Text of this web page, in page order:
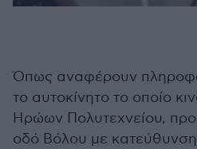
Όπως αναφέρουν
το αυτοκίνητο το οποίο
Ηρώων Πολυτεχνείου,
οδό Βόλου με κατεύθυνση